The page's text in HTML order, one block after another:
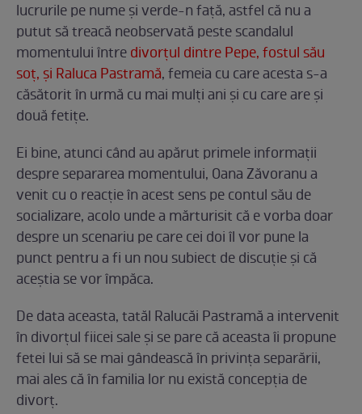
lucrurile pe nume și verde-n față, astfel că nu a
putut să treacă neobservată peste scandalul
momentului întredivorțul dintre Pepe, fostul său
soț, și Raluca Pastramă, femeia cu care acesta s-a
căsătorit în urmă cu mai mulți ani și cu care are și
două fetițe.
Ei bine, atunci când au apărut primele informații
despre separarea momentului, Oana Zăvoranu a
venit cu o reacție în acest sens pe contul său de
socializare, acolo unde a mărturisit că e vorba doar
despre un scenariu pe care cei doi îl vor pune la
punct pentru a fi un nou subiect de discuție și că
aceștia se vor împăca.
De data aceasta, tatăl Ralucăi Pastramă a intervenit
în divorțul fiicei sale și se pare că aceasta îi propune
fetei lui să se mai gândească în privința separării,
mai ales că în familia lor nu există concepția de
divorț.